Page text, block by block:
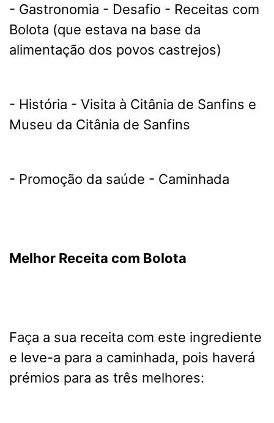
- Gastronomia - Desafio - Receitas com
Bolota (que estava na base da
alimentação dos povos castrejos)
- História - Visita à Citânia de Sanfins e
Museu da Citânia de Sanfins
- Promoção da saúde - Caminhada
Melhor Receita com Bolota
Faça a sua receita com este ingrediente
e leve-a para a caminhada, pois haverá
prémios para as três melhores: